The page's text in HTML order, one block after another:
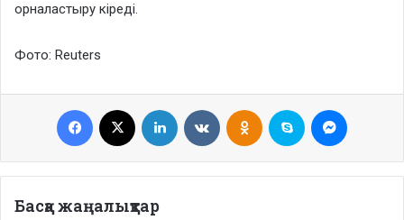
орналастыру кіреді.
Фото: Reuters
Facebook LinkedIn VKontakteOdnoklassniki
Skype
Басқа жаңалықтар